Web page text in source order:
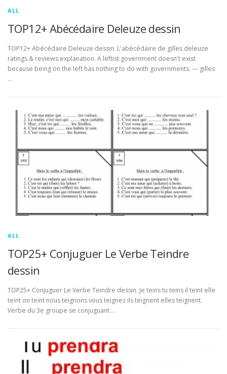
ALL
TOP12+ Abécédaire Deleuze dessin
TOP12+ Abécédaire Deleuze dessin. L'abécédaire de gilles deleuze
ratings & reviews explanation. A leftist government doesn't exist
because being on the left has nothing to do with governments. ― gilles
…
ALL
TOP25+ Conjuguer Le Verbe Teindre
dessin
TOP25+ Conjuguer Le Verbe Teindre dessin. Je teins tu teins il teint elle
teint on teint nous teignons vous teignez ils teignent elles teignent.
Verbe du 3e groupe se conjuguant …